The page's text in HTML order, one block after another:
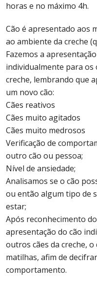
horas e no máximo 4h.
Cão é apresentado aos
ao ambiente da creche
Fazemos a
individualmente para os
creche, lembrando que
um novo cão:
Cães reativos
Cães muito agitados
Cães muito medrosos
Verificação de
outro cão ou pessoa;
Nível de ansiedade;
Analisamos se o cão
ou então algum tipo de
estar;
Após reconhecimento
apresentação do cão
outros cães da creche,
matilhas, afim de
comportamento.